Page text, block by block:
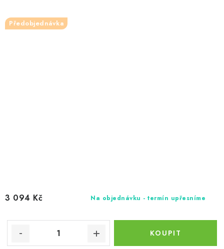
Předobjednávka
Na objednávku - termín upřesníme
3 094 Kč